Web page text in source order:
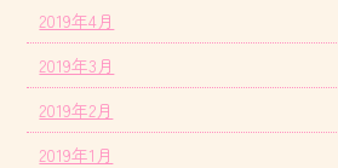
2019年4月
2019年3月
2019年2月
2019年1月